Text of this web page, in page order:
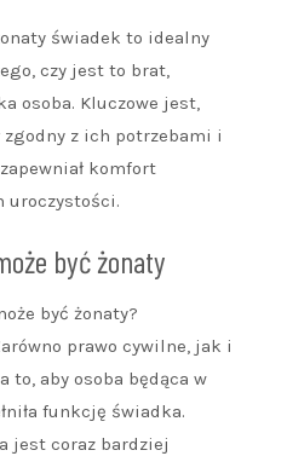
świadek to idealny
czy jest to brat,
osoba. Kluczowe jest,
zgodny z ich potrzebami i
komfort
uroczystości.
być żonaty
być żonaty?
prawo cywilne, jak i
to, aby osoba będąca w
funkcję świadka.
jest coraz bardziej